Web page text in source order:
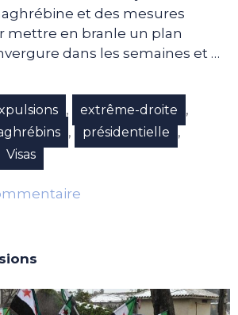
et des mesures
mettre en branle un plan
dans les semaines et …
, extrême-droite ,
, présidentielle ,
Visas